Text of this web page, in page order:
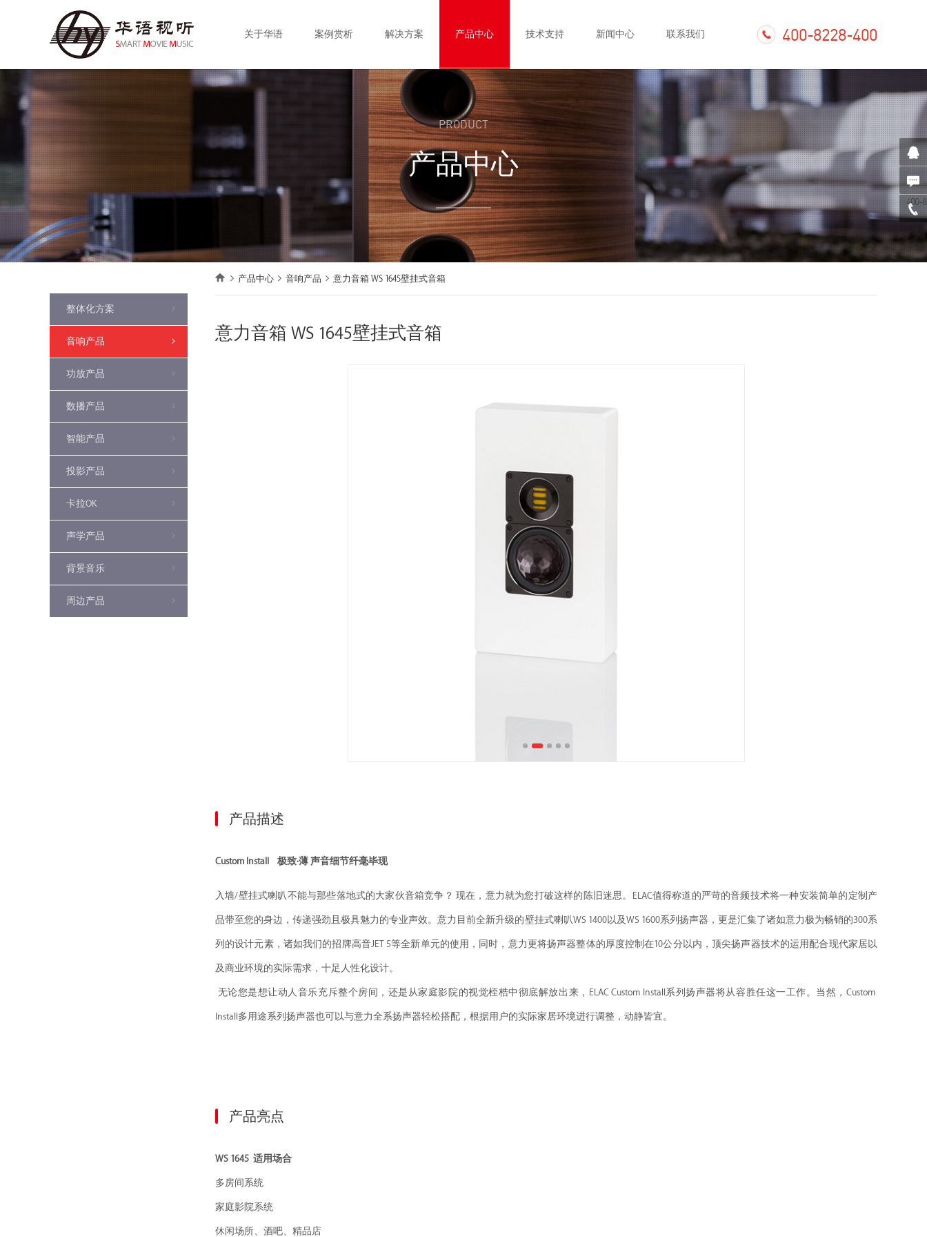
400-8228-400
关于华语 案例赏析 解决方案 产品中心 技术支持 新闻中心 联系我们
PRODUCT
产品中心
整体化方案
音响产品
功放产品
数播产品
智能产品
投影产品
卡拉OK
声学产品
背景音乐
周边产品
产品中心 音响产品 意力音箱 WS 1645壁挂式音箱
意力音箱 WS 1645壁挂式音箱
产品描述
Custom Install 极致·薄 声音细节纤毫毕现
入墙/壁挂式喇叭不能与那些落地式的大家伙音箱竞争？ 现在，意力就为您打破这样的陈旧迷思。ELAC值得称道的严苛的音频技术将一种安装简单的定制产
品带至您的身边，传递强劲且极具魅力的专业声效。意力目前全新升级的壁挂式喇叭WS 1400以及WS 1600系列扬声器，更是汇集了诸如意力极为畅销的300系
列的设计元素，诸如我们的招牌高音JET 5等全新单元的使用，同时，意力更将扬声器整体的厚度控制在10公分以内，顶尖扬声器技术的运用配合现代家居以
及商业环境的实际需求，十足人性化设计。
无论您是想让动人音乐充斥整个房间，还是从家庭影院的视觉桎梏中彻底解放出来，ELAC Custom Install系列扬声器将从容胜任这一工作。当然，Custom
Install多用途系列扬声器也可以与意力全系扬声器轻松搭配，根据用户的实际家居环境进行调整，动静皆宜。
产品亮点
WS 1645 适用场合
多房间系统
家庭影院系统
休闲场所、酒吧、精品店
400-